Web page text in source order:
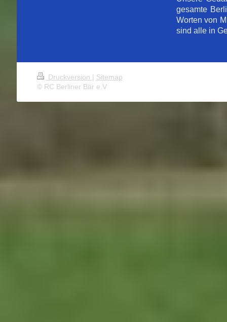
gesamte
Worten von
sind alle in
Druckversion | Sitemap
© RC Berliner Bär e.V